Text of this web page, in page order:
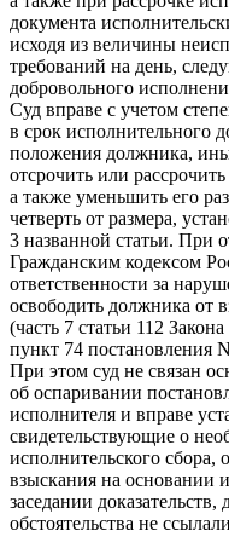
документа
исходя из величины
требований на день,
добровольного
Суд вправе с учетом
в срок исполнительного
положения должника,
отсрочить или
а также уменьшить его
четверть от размера,
3 названной статьи. При
Гражданским кодексом
ответственности за
освободить должника от
(часть 7 статьи 112
пункт 74 постановления
При этом суд не связан
об оспаривании
исполнителя и вправе
свидетельствующие о
исполнительского сбора,
взыскания на основании
заседании
обстоятельства не